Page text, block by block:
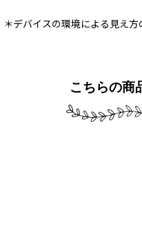
＊デバイスの環境による見え
こちらの商